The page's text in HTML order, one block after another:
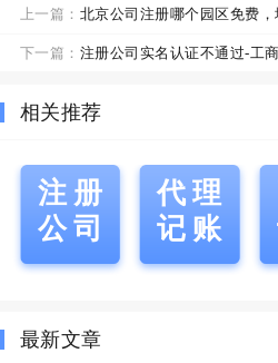
上一篇： 北京公司注册哪个园区免费，
下一篇： 注册公司实名认证不通过-工
相关推荐
注册
公司
代理
记账
最新文章